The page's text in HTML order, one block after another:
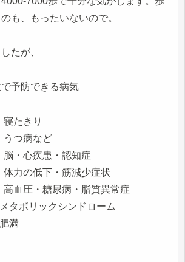
も、もったいないので。
たが、
予防できる病気
たきり
つ病など
心疾患・認知症
の低下・筋減少症状
圧・糖尿病・脂質異常症
ボリックシンドローム
満